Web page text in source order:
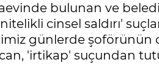
bulunan ve
cinsel saldırı'
günlerde şoförünün
'irtikap' suçundan